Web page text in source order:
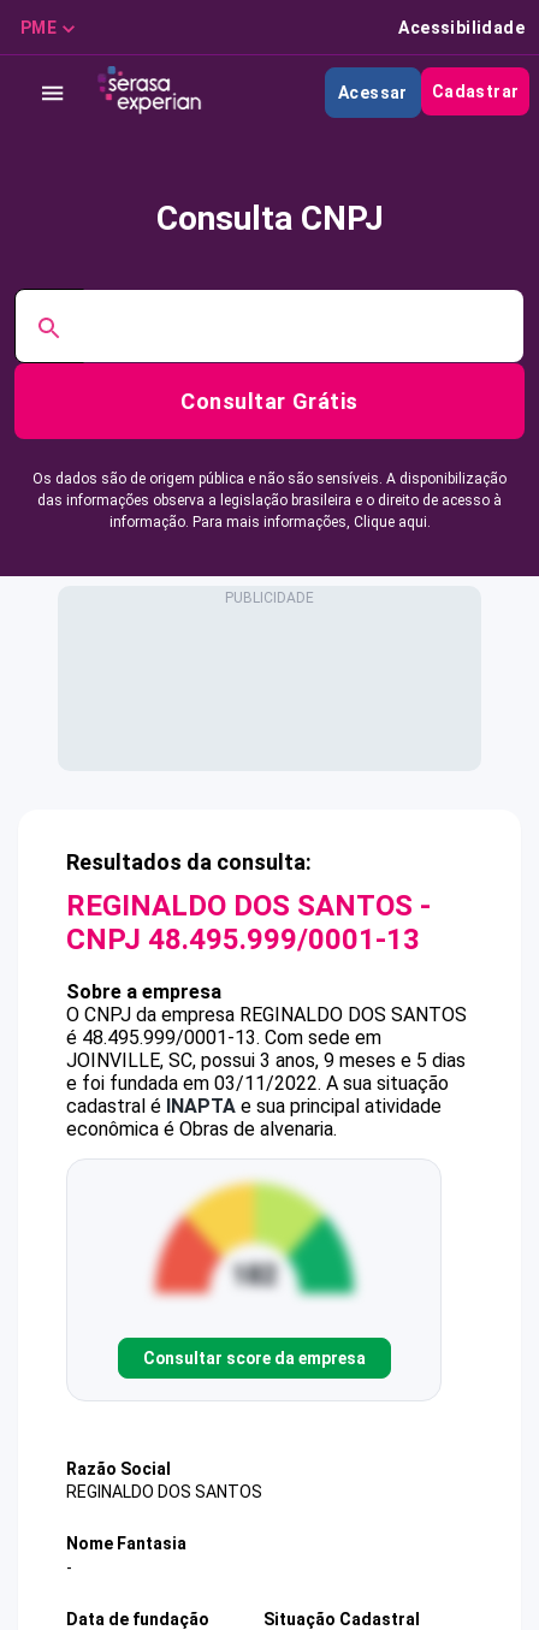
PME Acessibilidade
Acessar Cadastrar
Consulta CNPJ
Consultar Grátis
Os dados são de origem pública e não são sensíveis. A disponibilização
das informações observa a legislação brasileira e o direito de acesso à
informação. Para mais informações, Clique aqui.
Resultados da consulta:
REGINALDO DOS SANTOS -
CNPJ 48.495.999/0001-13
Sobre a empresa
O CNPJ da empresa REGINALDO DOS SANTOS
é 48.495.999/0001-13. Com sede em
JOINVILLE, SC, possui 3 anos, 9 meses e 5 dias
e foi fundada em 03/11/2022. A sua situação
cadastral é INAPTA e sua principal atividade
econômica é Obras de alvenaria.
Consultar score da empresa
Razão Social
REGINALDO DOS SANTOS
Nome Fantasia
-
Data de fundação
Situação Cadastral